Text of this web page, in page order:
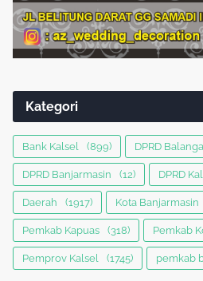
Kategori
Bank Kalsel (899) DPRD
DPRD Banjarmasin (12) DPRD
Daerah (1917) Kota Banjarmasin
Pemkab Kapuas (318) Pemkab
Pemprov Kalsel (1745) pemkab